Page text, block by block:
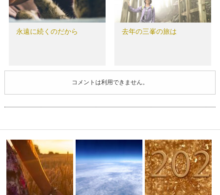
永遠に続くのだから 去年の三峯の旅は
コメントは利用できません。